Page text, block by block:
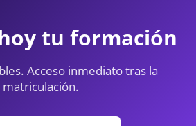
tu formación
Acceso inmediato tras la
matriculación.